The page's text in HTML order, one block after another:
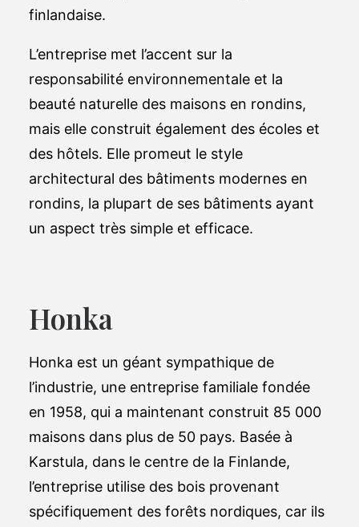
finlandaise.
L’entreprise met l’accent sur la
responsabilité environnementale et la
beauté naturelle des maisons en rondins,
mais elle construit également des écoles et
des hôtels. Elle promeut le style
architectural des bâtiments modernes en
rondins, la plupart de ses bâtiments ayant
un aspect très simple et efficace.
Honka
Honka est un géant sympathique de
l’industrie, une entreprise familiale fondée
en 1958, qui a maintenant construit 85 000
maisons dans plus de 50 pays. Basée à
Karstula, dans le centre de la Finlande,
l’entreprise utilise des bois provenant
spécifiquement des forêts nordiques, car ils